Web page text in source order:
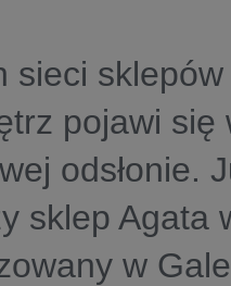
sieci sklepów
pojawi się
odsłonie.
sklep Agata
w